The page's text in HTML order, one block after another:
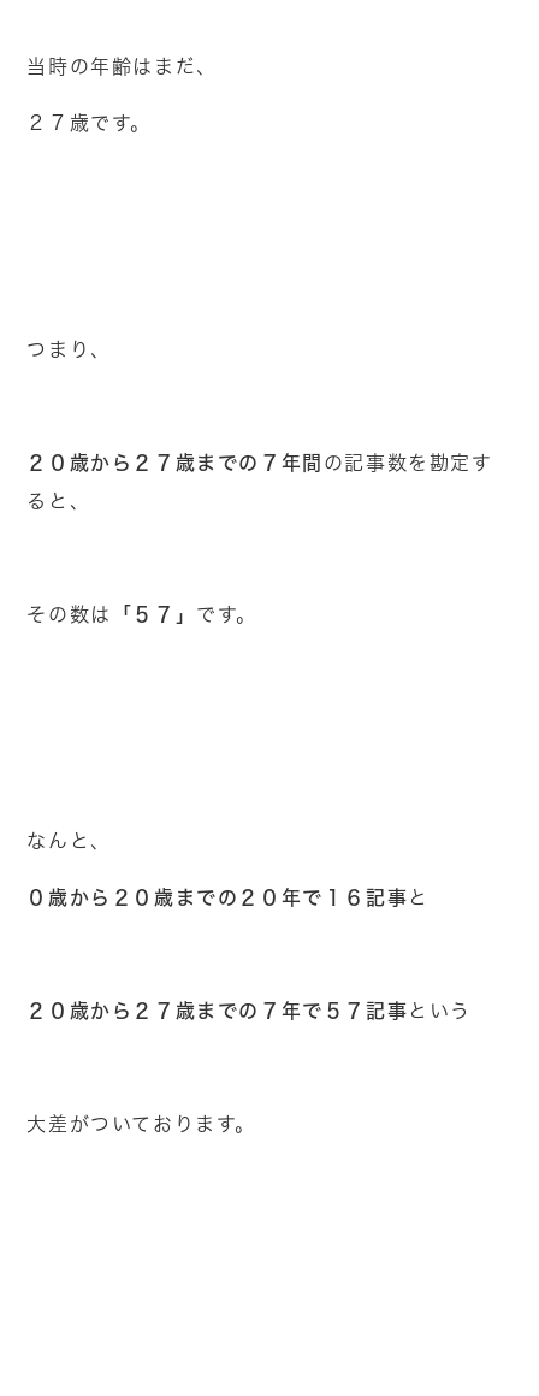
当時の年齢はまだ、
２７歳です。
つまり、
２０歳から２７歳までの７年間 の記事数を勘定す
ると、
その数は 「５７」 です。
なんと、
０歳から２０歳までの２０年で１６記事 と
２０歳から２７歳までの７年で５７記事 という
大差がついております。